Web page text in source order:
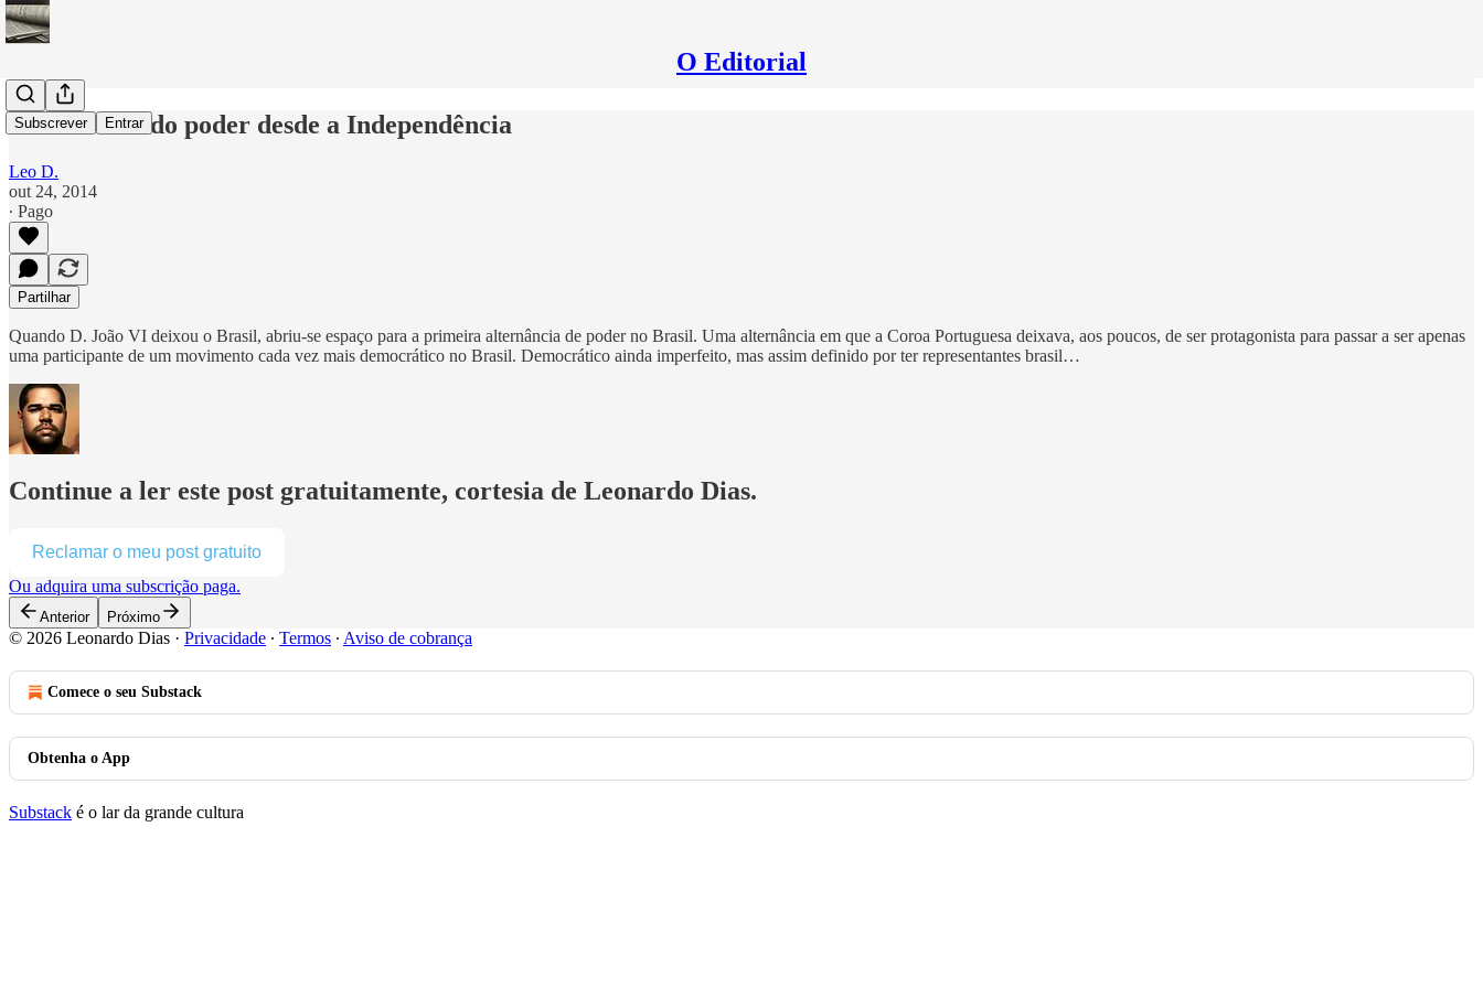
O Editorial
Subscrever Entrar
Alternância do poder desde a Independência
Leo D.
out 24, 2014
∙ Pago
Partilhar
Quando D. João VI deixou o Brasil, abriu-se espaço para a primeira alternância de poder no Brasil. Uma alternância em que a Coroa Portuguesa deixava, aos poucos, de ser protagonista para passar a ser apenas
uma participante de um movimento cada vez mais democrático no Brasil. Democrático ainda imperfeito, mas assim definido por ter representantes brasil…
Continue a ler este post gratuitamente, cortesia de Leonardo Dias.
Reclamar o meu post gratuito
Ou adquira uma subscrição paga.
Anterior Próximo
© 2026 Leonardo Dias · Privacidade ∙ Termos ∙ Aviso de cobrança
Comece o seu Substack
Obtenha o App
Substack é o lar da grande cultura